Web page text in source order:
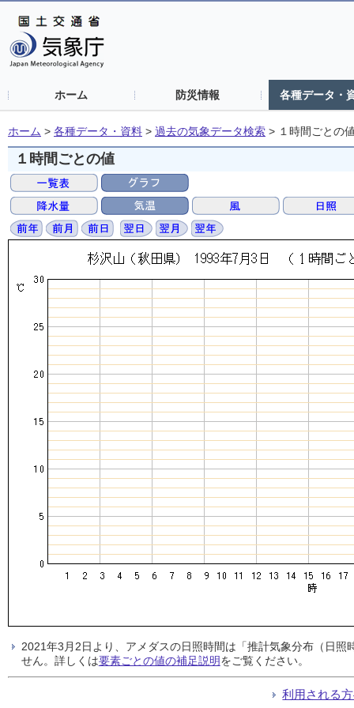
ホーム 防災情報 各種データ・
ホーム > 各種データ・資料 > 過去の気象データ検索 > １時間ごとの
１時間ごとの値
2021年3月2日より、アメダスの日照時間は「推計気象分布（日
せん。詳しくは要素ごとの値の補足説明をご覧ください。
利用される